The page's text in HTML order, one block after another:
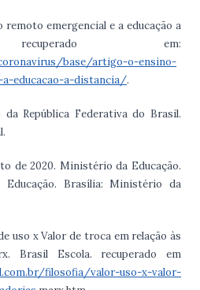
remoto emergencial e a educação a
em:
base/artigo-o-ensino-
educacao-a-distancia/.
da República Federativa do Brasil.
de 2020. Ministério da Educação.
Educação. Brasília: Ministério da
uso x Valor de troca em relação às
Brasil Escola. recuperado em
filosofia/valor-uso-x-valor-